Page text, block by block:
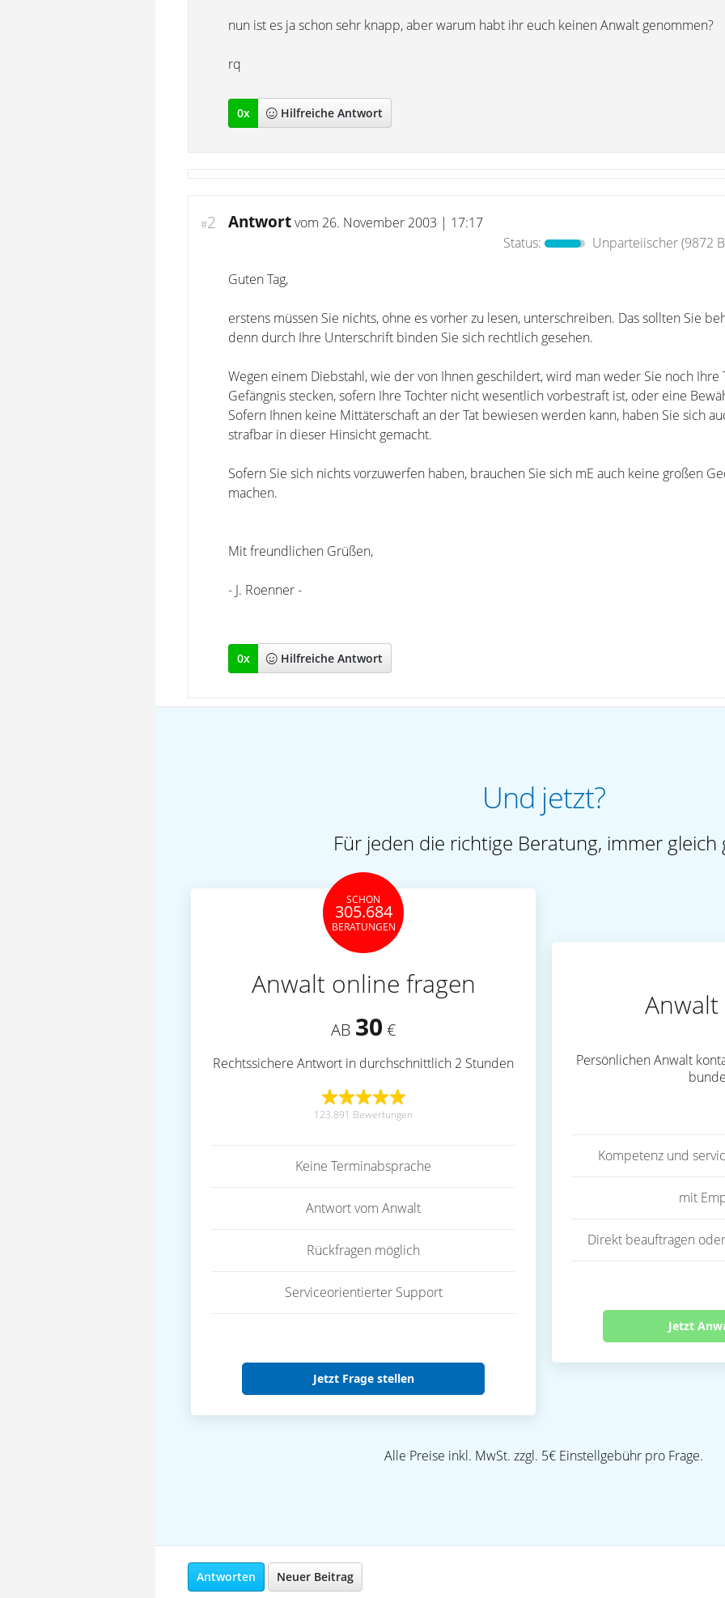
nun ist es ja schon sehr knapp, aber warum habt ihr euch keinen Anwalt genommen?
rq
0x Hilfreiche Antwort
#2 Antwortvom 26. November 2003 | 17:17
Status:
Unparteiischer(9872
Guten Tag,
erstens müssen Sie nichts, ohne es vorher zu lesen, unterschreiben. Das sollten Sie
denn durch Ihre Unterschrift binden Sie sich rechtlich gesehen.
Wegen einem Diebstahl, wie der von Ihnen geschildert, wird man weder Sie noch Ihre
Gefängnis stecken, sofern Ihre Tochter nicht wesentlich vorbestraft ist, oder eine
Sofern Ihnen keine Mittäterschaft an der Tat bewiesen werden kann, haben Sie sich
strafbar in dieser Hinsicht gemacht.
Sofern Sie sich nichts vorzuwerfen haben, brauchen Sie sich mE auch keine großen
machen.
Mit freundlichen Grüßen,
- J. Roenner -
0x Hilfreiche Antwort
Und jetzt?
Für jeden die richtige Beratung, immer gleich
SCHON
305.684
BERATUNGEN
Anwalt online fragen
AB 30 €
Rechtssichere Antwort in durchschnittlich 2 Stunden
123.891 Bewertungen
Keine Terminabsprache
Antwort vom Anwalt
Rückfragen möglich
Serviceorientierter Support
Jetzt Frage stellen
Persönlichen Anwalt
Kompetenz und
mit
Direkt beauftragen
Jetzt
Alle Preise inkl. MwSt. zzgl. 5€ Einstellgebühr pro Frage.
Antworten Neuer Beitrag